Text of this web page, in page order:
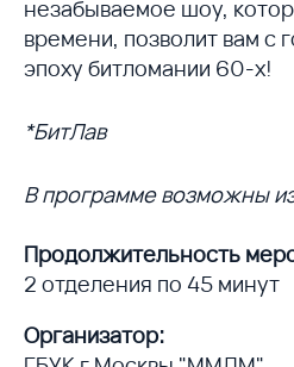
незабываемое шоу,
времени, позволит вам с
эпоху битломании 60-х!
*БитЛав
В программе возможны
Продолжительность
2 отделения по 45 минут
Организатор: